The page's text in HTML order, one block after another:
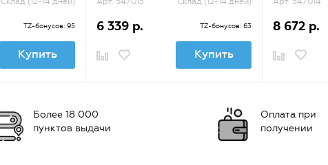
TZ-бонусов: 95
Купить
6 339 р. TZ-бонусов: 63
Купить
8 672 р.
Более 18 000
пунктов выдачи
Оплата при
получении